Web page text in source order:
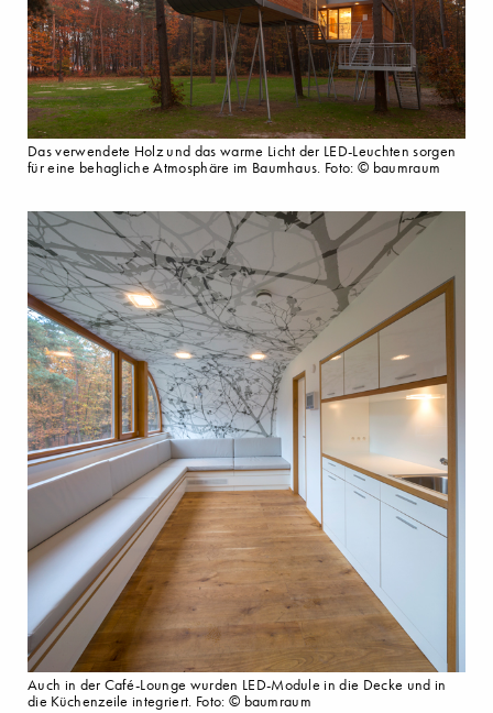
Das verwendete Holz und das warme Licht der LED-Leuchten sorgen
für eine behagliche Atmosphäre im Baumhaus. Foto: © baumraum
Auch in der Café-Lounge wurden LED-Module in die Decke und in
die Küchenzeile integriert. Foto: © baumraum